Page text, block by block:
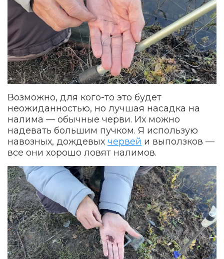
Возможно, для кого-то это будет
неожиданностью, но лучшая насадка на
налима — обычные черви. Их можно
надевать большим пучком. Я использую
навозных, дождевых червей и выползков —
все они хорошо ловят налимов.